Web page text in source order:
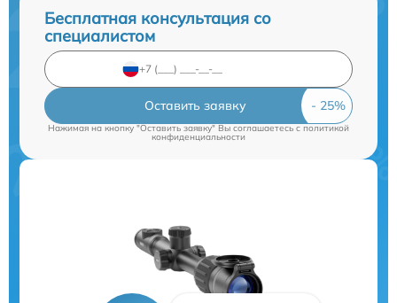
Бесплатная консультация со
специалистом
Оставить заявку
Нажимая на кнопку "Оставить заявку" Вы соглашаетесь cполитикой
конфиденциальности